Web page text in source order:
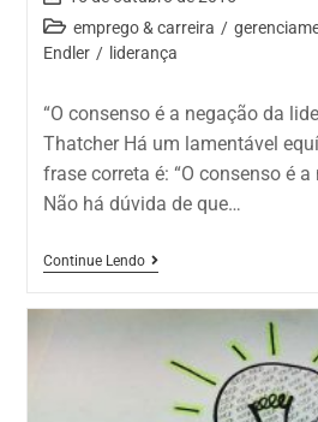
emprego & carreira /
Endler / liderança
“O consenso é a negação da
Thatcher Há um lamentável
frase correta é: “O consenso é
Não há dúvida de que…
Continue Lendo